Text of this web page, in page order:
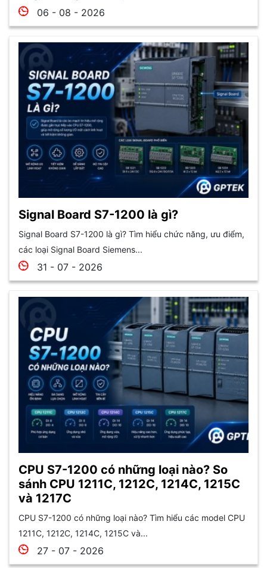
06 - 08 - 2026
Signal Board S7-1200 là gì?
Signal Board S7-1200 là gì? Tìm hiểu chức năng, ưu điểm,
các loại Signal Board Siemens...
31 - 07 - 2026
CPU S7-1200 có những loại nào? So
sánh CPU 1211C, 1212C, 1214C, 1215C
và 1217C
CPU S7-1200 có những loại nào? Tìm hiểu các model CPU
1211C, 1212C, 1214C, 1215C và...
27 - 07 - 2026